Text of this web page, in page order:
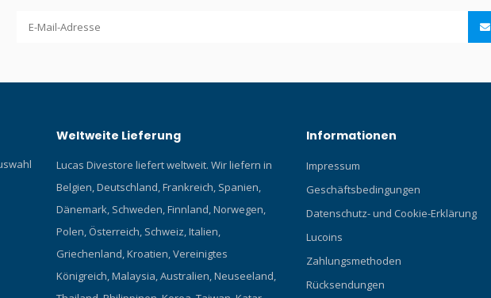
Weltweite Lieferung
Lucas Divestore liefert weltweit. Wir liefern in
Belgien, Deutschland, Frankreich, Spanien,
Dänemark, Schweden, Finnland, Norwegen,
Polen, Österreich, Schweiz, Italien,
Griechenland, Kroatien, Vereinigtes
Königreich, Malaysia, Australien, Neuseeland,
Informationen
Impressum
Geschäftsbedingungen
Datenschutz- und Cookie-Erklärung
Lucoins
Zahlungsmethoden
Rücksendungen